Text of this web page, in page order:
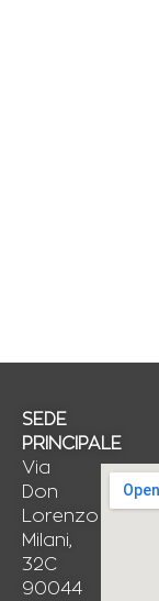
SEDE
PRINCIPALE
Via
Don
Lorenzo
Milani,
32C
90044